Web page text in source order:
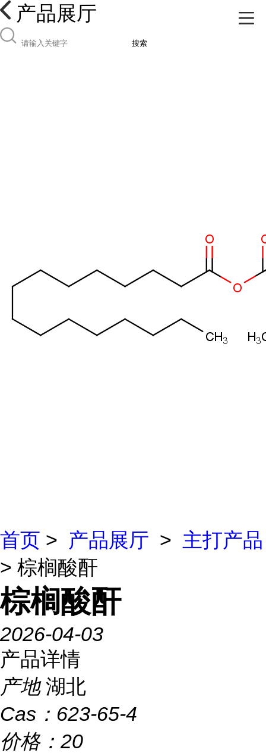
产品展厅
搜索
首页 > 产品展厅 > 主打产品
> 棕榈酸酐
棕榈酸酐
2026-04-03
产品详情
产地 湖北
Cas： 623-65-4
价格： 20